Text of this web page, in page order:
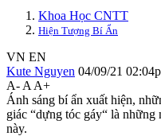
Khoa Học CNTT
Hiện Tượng Bí Ẩn
VN EN
Kute Nguyen 04/09/21
A- A A+
Ánh sáng bí ẩn xuất hiện,
giác “dựng tóc gáy“ là
này.